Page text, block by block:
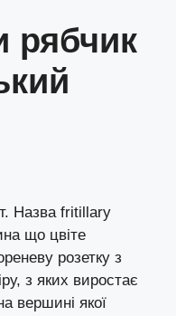
рябчик
Назва fritillary
що цвіте
розетку з
з яких виростає
вершині якої